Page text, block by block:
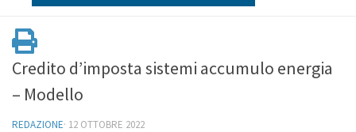
Credito d’imposta sistemi accumulo energia
– Modello
REDAZIONE· 12 OTTOBRE 2022